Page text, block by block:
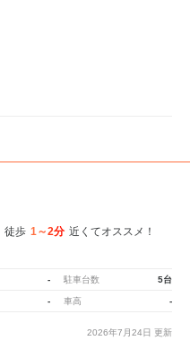
徒歩 1～2分 近くてオススメ！
- 駐車台数 5台
- 車高 -
2026年7月24日 更新